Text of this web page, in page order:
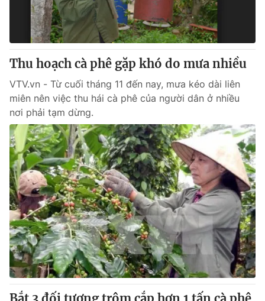
Thu hoạch cà phê gặp khó do mưa nhiều
VTV.vn - Từ cuối tháng 11 đến nay, mưa kéo dài liên
miên nên việc thu hái cà phê của người dân ở nhiều
nơi phải tạm dừng.